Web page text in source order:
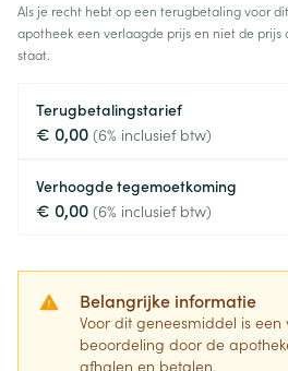
Als je recht hebt op een terugbetaling voor
apotheek een verlaagde prijs en niet de
staat.
Terugbetalingstarief
€ 0,00 (6% inclusief btw)
Verhoogde tegemoetkoming
€ 0,00 (6% inclusief btw)
Belangrijke informatie
Voor dit geneesmiddel is
beoordeling door de
afhalen en betalen.